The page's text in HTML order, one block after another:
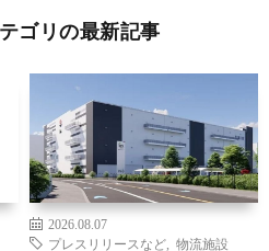
ゴリの最新記事
2026.08.07
プレスリリースなど
物流施設